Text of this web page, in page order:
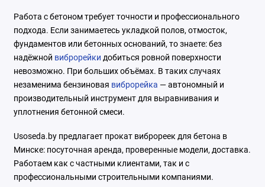
Работа с бетоном требует точности и профессионального
подхода. Если занимаетесь укладкой полов, отмосток,
фундаментов или бетонных оснований, то знаете: без
надёжной виброрейки добиться ровной поверхности
невозможно. При больших объёмах. В таких случаях
незаменима бензиновая виброрейка — автономный и
производительный инструмент для выравнивания и
уплотнения бетонной смеси.
Usoseda.by предлагает прокат виброреек для бетона в
Минске: посуточная аренда, проверенные модели, доставка.
Работаем как с частными клиентами, так и с
профессиональными строительными компаниями.